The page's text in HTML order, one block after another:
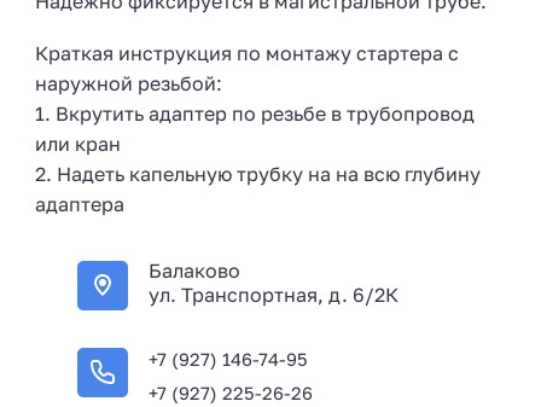
Краткая инструкция по монтажу стартера с
наружной резьбой:
1. Вкрутить адаптер по резьбе в трубопровод
или кран
2. Надеть капельную трубку на на всю глубину
адаптера
Балаково
ул. Транспортная, д. 6/2К
+7 (927) 146-74-95
+7 (927) 225-26-26